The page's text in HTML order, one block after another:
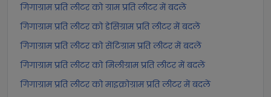
गिगाग्राम प्रति लीटर को ग्राम प्रति लीटर में बदलें
गिगाग्राम प्रति लीटर को डेसिग्राम प्रति लीटर में बदलें
गिगाग्राम प्रति लीटर को सेंटिग्राम प्रति लीटर में बदलें
गिगाग्राम प्रति लीटर को मिलीग्राम प्रति लीटर में बदलें
गिगाग्राम प्रति लीटर को माइक्रोग्राम प्रति लीटर में बदलें